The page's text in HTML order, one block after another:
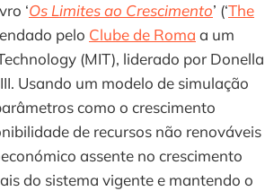
‘Os Limites ao Crescimento’ (‘The
pelo Clube de Roma a um
(MIT), liderado por Donella
Usando um modelo de simulação
como o crescimento
de recursos não renováveis
assente no crescimento
do sistema vigente e mantendo o